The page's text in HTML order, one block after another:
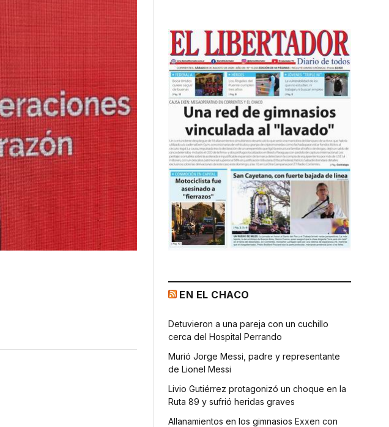
EN EL CHACO
Detuvieron a una pareja con un cuchillo
cerca del Hospital Perrando
Murió Jorge Messi, padre y representante
de Lionel Messi
Livio Gutiérrez protagonizó un choque en la
Ruta 89 y sufrió heridas graves
Allanamientos en los gimnasios Exxen con